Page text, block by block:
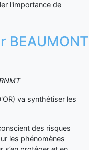
l'importance de
BEAUMONT
va synthétiser les
des risques
les phénomènes